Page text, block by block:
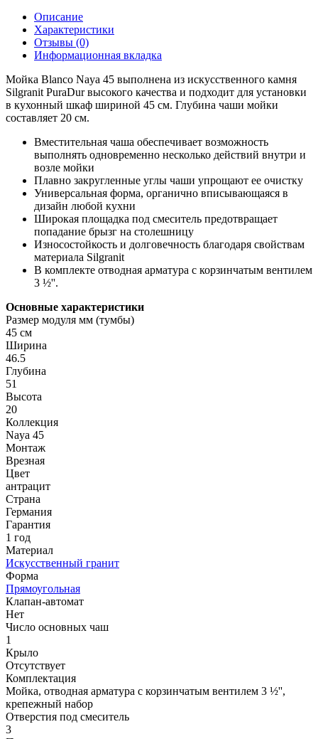
Описание
Характеристики
Отзывы (0)
Информационная вкладка
Мойка Blanco Naya 45 выполнена из искусственного камня
Silgranit PuraDur высокого качества и подходит для установки
в кухонный шкаф шириной 45 см. Глубина чаши мойки
составляет 20 см.
Вместительная чаша обеспечивает возможность
выполнять одновременно несколько действий внутри и
возле мойки
Плавно закругленные углы чаши упрощают ее очистку
Универсальная форма, органично вписывающаяся в
дизайн любой кухни
Широкая площадка под смеситель предотвращает
попадание брызг на столешницу
Износостойкость и долговечность благодаря свойствам
материала Silgranit
В комплекте отводная арматура с корзинчатым вентилем
3 ½''.
Основные характеристики
Размер модуля мм (тумбы)
45 см
Ширина
46.5
Глубина
51
Высота
20
Коллекция
Naya 45
Монтаж
Врезная
Цвет
антрацит
Страна
Германия
Гарантия
1 год
Материал
Искусственный гранит
Форма
Прямоугольная
Клапан-автомат
Нет
Число основных чаш
1
Крыло
Отсутствует
Комплектация
Мойка, отводная арматура с корзинчатым вентилем 3 ½'',
крепежный набор
Отверстия под смеситель
3